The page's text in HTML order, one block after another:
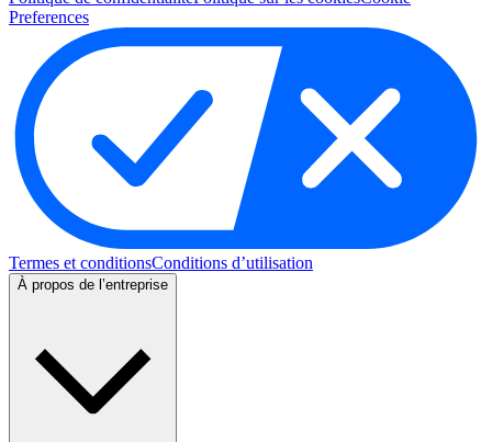
Preferences
Termes et conditionsConditions d’utilisation
À propos de l’entreprise